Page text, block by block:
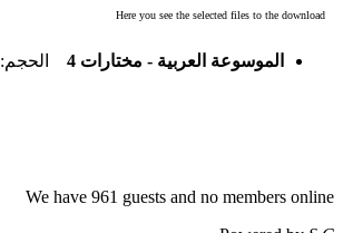
الموسوعة العربية - مختارات 4 الحجم:
We have 961 guests and no members online